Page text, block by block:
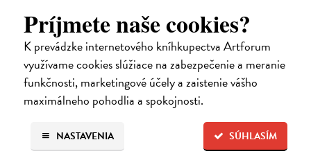
Príjmete naše cookies?
K prevádzke internetového kníhkupectva Artforum
využívame cookies slúžiace na zabezpečenie a meranie
funkčnosti, marketingové účely a zaistenie vášho
maximálneho pohodlia a spokojnosti.
SÚHLASÍM
NASTAVENIA
dlouho očekávaný román Harukiho Murakamiho volně navazuje na
autorovu starší novelu z roku 1980 a tematicky se prolíná s jeho
kultovním…
Na sklade ?
30,22 €